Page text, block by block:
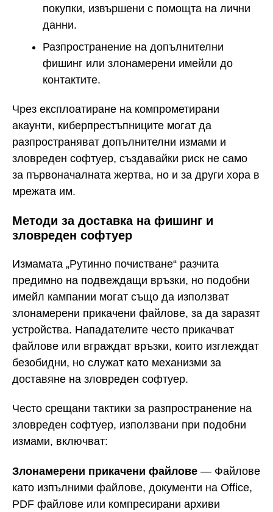
покупки, извършени с помощта на лични
данни.
Разпространение на допълнителни
фишинг или злонамерени имейли до
контактите.
Чрез експлоатиране на компрометирани
акаунти, киберпрестъпниците могат да
разпространяват допълнителни измами и
зловреден софтуер, създавайки риск не само
за първоначалната жертва, но и за други хора в
мрежата им.
Методи за доставка на фишинг и
зловреден софтуер
Измамата „Рутинно почистване“ разчита
предимно на подвеждащи връзки, но подобни
имейл кампании могат също да използват
злонамерени прикачени файлове, за да заразят
устройства. Нападателите често прикачват
файлове или вграждат връзки, които изглеждат
безобидни, но служат като механизми за
доставяне на зловреден софтуер.
Често срещани тактики за разпространение на
зловреден софтуер, използвани при подобни
измами, включват:
Злонамерени прикачени файлове — Файлове
като изпълними файлове, документи на Office,
PDF файлове или компресирани архиви